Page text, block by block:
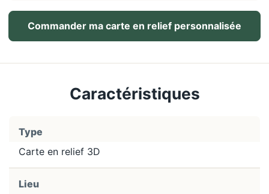
Commander ma carte en relief personnalisée
Caractéristiques
Type
Carte en relief 3D
Lieu